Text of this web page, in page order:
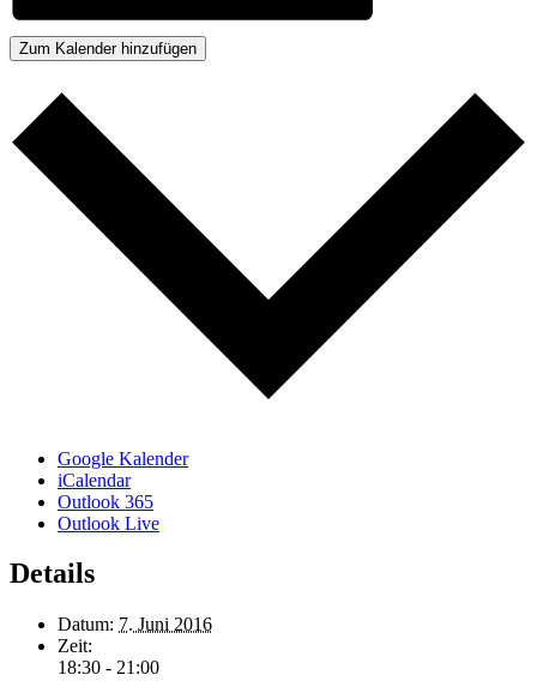
Zum Kalender hinzufügen
Google Kalender
iCalendar
Outlook 365
Outlook Live
Details
Datum: 7. Juni 2016
Zeit:
18:30 - 21:00